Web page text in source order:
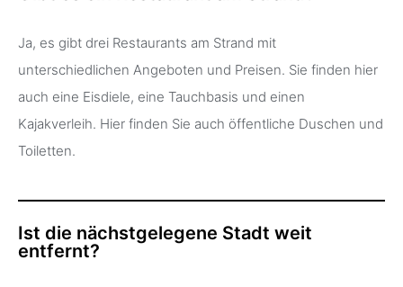
Ja, es gibt drei Restaurants am Strand mit
unterschiedlichen Angeboten und Preisen. Sie finden hier
auch eine Eisdiele, eine Tauchbasis und einen
Kajakverleih. Hier finden Sie auch öffentliche Duschen und
Toiletten.
Ist die nächstgelegene Stadt weit
entfernt?